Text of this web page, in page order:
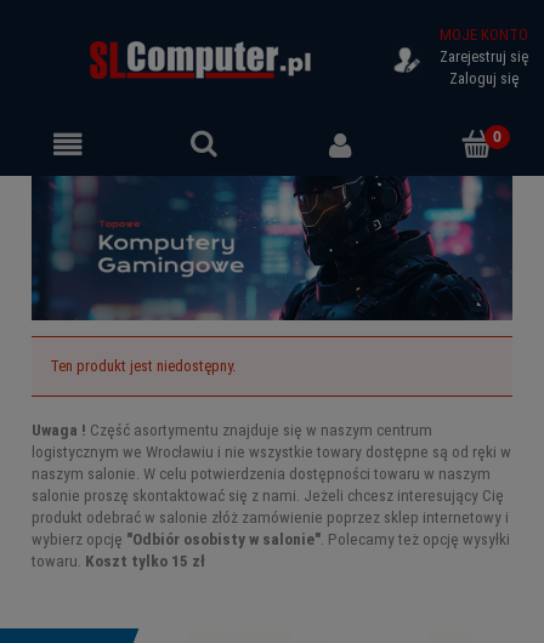
MOJE KONTO
Zarejestruj się
Zaloguj się
Ten produkt jest niedostępny.
Uwaga ! Część asortymentu znajduje się w naszym centrum
logistycznym we Wrocławiu i nie wszystkie towary dostępne są od ręki w
naszym salonie. W celu potwierdzenia dostępności towaru w naszym
salonie proszę skontaktować się z nami. Jeżeli chcesz interesujący Cię
produkt odebrać w salonie złóż zamówienie poprzez sklep internetowy i
wybierz opcję "Odbiór osobisty w salonie". Polecamy też opcję wysyłki
towaru. Koszt tylko 15 zł